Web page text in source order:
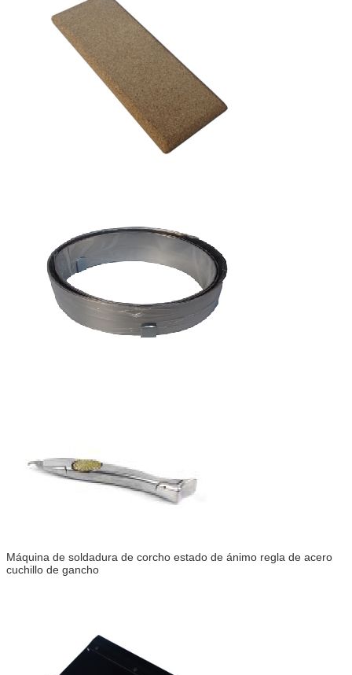
Máquina de soldadura de corcho estado de ánimo regla de acero
cuchillo de gancho